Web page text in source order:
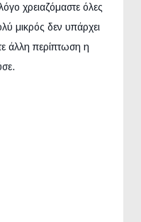
χρειαζόμαστε όλες
μικρός δεν υπάρχει
άλλη περίπτωση η